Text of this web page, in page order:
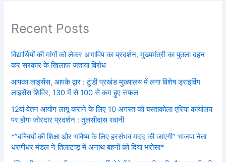
Recent Posts
विद्यार्थियों की मांगों को लेकर अभाविप का प्रदर्शन, मुख्यमंत्री का पुतला दहन
कर सरकार के खिलाफ जताया विरोध
आपका लाइसेंस, आपके द्वार : टुंडी प्रखंड मुख्यालय में लगा विशेष ड्राइविंग
लाइसेंस शिविर, 130 में से 100 से कम हुए सफल
12वां वेतन आयोग लागू कराने के लिए 10 अगस्त को बस्ताकोला एरिया कार्यालय
पर होगा जोरदार प्रदर्शन : तुलसीदास रवानी
*”बच्चियों की शिक्षा और भविष्य के लिए हरसंभव मदद की जाएगी” भाजपा नेता
धरणीधर मंडल ने तिलाटांड़ में अनाथ बहनों को दिया भरोसा*